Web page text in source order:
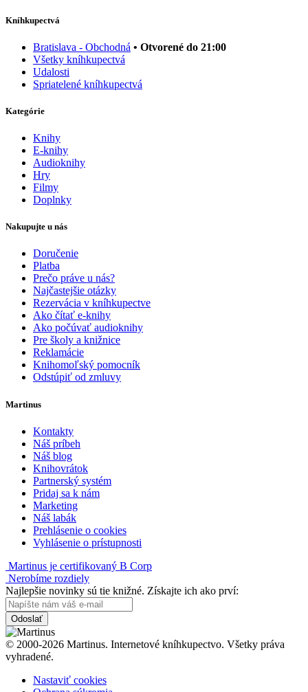
Kníhkupectvá
Bratislava - Obchodná • Otvorené do 21:00
Všetky kníhkupectvá
Udalosti
Spriatelené kníhkupectvá
Kategórie
Knihy
E-knihy
Audioknihy
Hry
Filmy
Doplnky
Nakupujte u nás
Doručenie
Platba
Prečo práve u nás?
Najčastejšie otázky
Rezervácia v kníhkupectve
Ako čítať e-knihy
Ako počúvať audioknihy
Pre školy a knižnice
Reklamácie
Knihomoľský pomocník
Odstúpiť od zmluvy
Martinus
Kontakty
Náš príbeh
Náš blog
Knihovrátok
Partnerský systém
Pridaj sa k nám
Marketing
Náš labák
Prehlásenie o cookies
Vyhlásenie o prístupnosti
Martinus je certifikovaný B Corp
Nerobíme rozdiely
Najlepšie novinky sú tie knižné. Získajte ich ako prví:
Odoslať
© 2000-2026 Martinus. Internetové kníhkupectvo. Všetky práva
vyhradené.
Nastaviť cookies